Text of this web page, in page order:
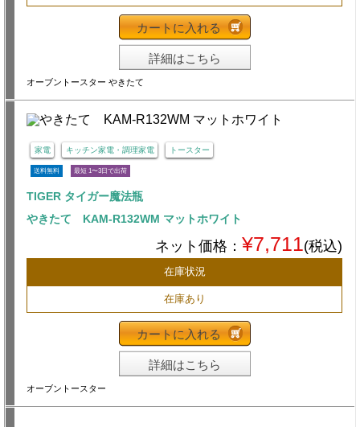
カートに入れる
詳細はこちら
オーブントースター やきたて
家電 キッチン家電・調理家電 トースター
送料無料 最短 1〜3日で出荷
TIGER タイガー魔法瓶
やきたて KAM-R132WM マットホワイト
ネット価格： ¥7,711(税込)
在庫状況
在庫あり
カートに入れる
詳細はこちら
オーブントースター